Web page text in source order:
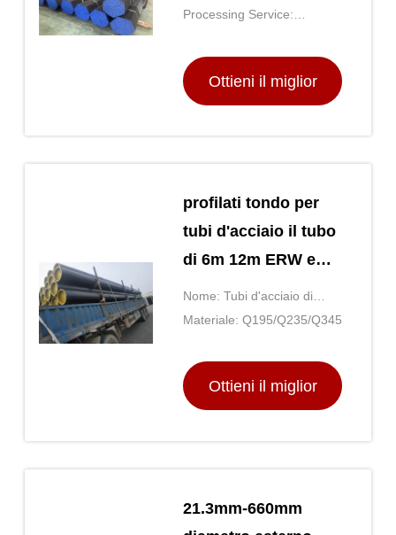
precisione spessore
rotondo
ASTM A53, API 5L, DIN
GB/T8163
Processing Service:
Ottieni il miglior
profilati tondo per
tubi d'acciaio il tubo
di 6m 12m ERW e
per la struttura della
costruzione
Nome: Tubi d'acciaio di
precisione di ERWMateriale: Q195/Q235/Q345
Ottieni il miglior
21.3mm-660mm